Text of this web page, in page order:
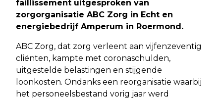
faillissement uitgesproken van
zorgorganisatie ABC Zorg in Echt en
energiebedrijf Amperum in Roermond.
ABC Zorg, dat zorg verleent aan vijfenzeventig
cliënten, kampte met coronaschulden,
uitgestelde belastingen en stijgende
loonkosten. Ondanks een reorganisatie waarbij
het personeelsbestand vorig jaar werd